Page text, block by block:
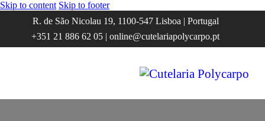
Skip to content Skip to footer
R. de São Nicolau 19, 1100-547 Lisboa | Portugal
+351 21 886 62 05 | online@cutelariapolycarpo.pt